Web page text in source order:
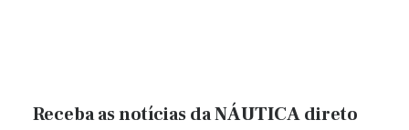
Receba as notícias daNÁUTICAdireto